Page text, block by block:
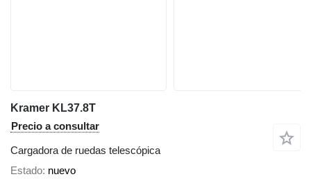
Kramer KL37.8T
Precio a consultar
Cargadora de ruedas telescópica
Estado nuevo